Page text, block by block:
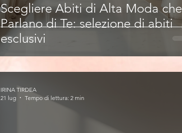
Scegliere Abiti di Alta Moda che
Parlano di Te: selezione di abiti
esclusivi
IRINA TIRDEA
21 lug
Tempo di lettura: 2 min